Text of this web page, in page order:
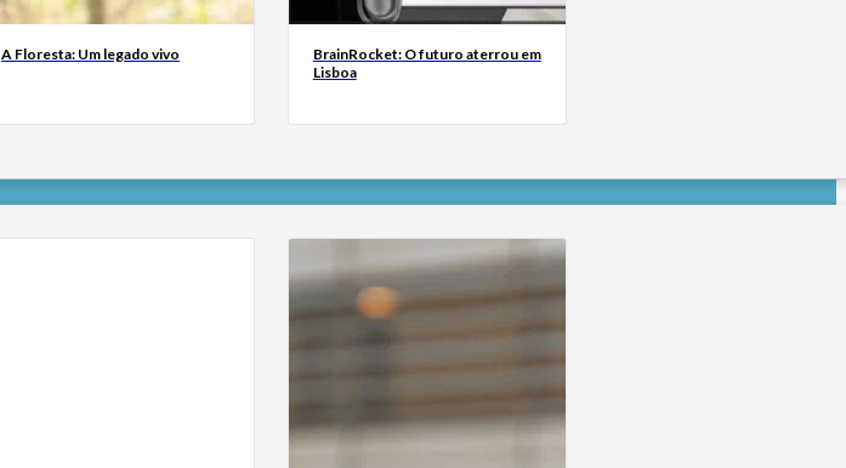
A Floresta: Um legado vivo
BrainRocket: O futuro aterrou em
Lisboa